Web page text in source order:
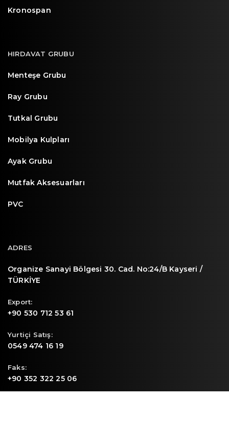
Kronospan
HIRDAVAT GRUBU
Menteşe Grubu
Ray Grubu
Tutkal Grubu
Mobilya Kulpları
Ayak Grubu
Mutfak Aksesuarları
PVC
ADRES
Organize Sanayi Bölgesi 30. Cad. No:24/B Kayseri /
TÜRKİYE
Export:
+90 530 712 53 61
Yurtiçi Satış:
0549 474 16 19
Faks:
+90 352 322 25 06